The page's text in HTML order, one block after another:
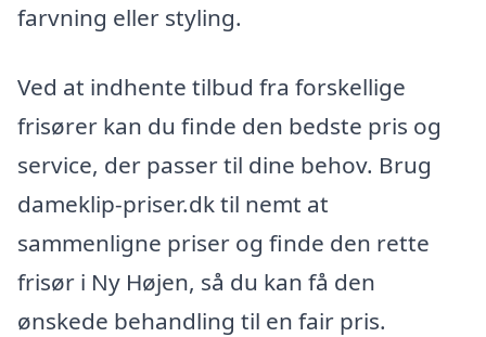
farvning eller styling.
Ved at indhente tilbud fra forskellige
frisører kan du finde den bedste pris og
service, der passer til dine behov. Brug
dameklip-priser.dk til nemt at
sammenligne priser og finde den rette
frisør i Ny Højen, så du kan få den
ønskede behandling til en fair pris.